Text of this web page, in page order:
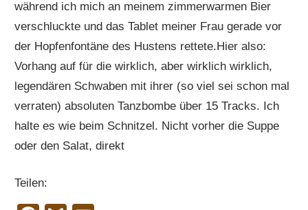
während ich mich an meinem zimmerwarmen Bier
verschluckte und das Tablet meiner Frau gerade vor
der Hopfenfontäne des Hustens rettete.Hier also:
Vorhang auf für die wirklich, aber wirklich wirklich,
legendären Schwaben mit ihrer (so viel sei schon mal
verraten) absoluten Tanzbombe über 15 Tracks. Ich
halte es wie beim Schnitzel. Nicht vorher die Suppe
oder den Salat, direkt
Teilen: